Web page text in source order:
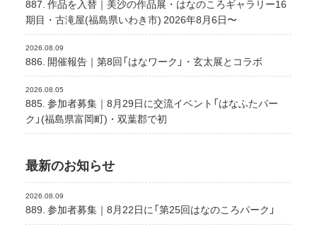
887. 作品を入替｜美沙の作品展・はなのころギャラリー16
期目・古滝屋(福島県いわき市) 2026年8月6日〜
2026.08.09
886. 開催報告｜第8回「はなワーク」・玄太展とコラボ
2026.08.05
885. 参加者募集｜8月29日に交流イベント「はなふたパー
ク」(福島県富岡町)・双葉郡で初
最新のお知らせ
2026.08.09
889. 参加者募集｜8月22日に「第25回はなのころパーク」